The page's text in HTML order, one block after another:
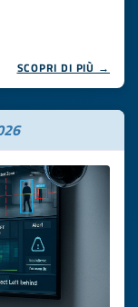
SCOPRI DI PIÙ →